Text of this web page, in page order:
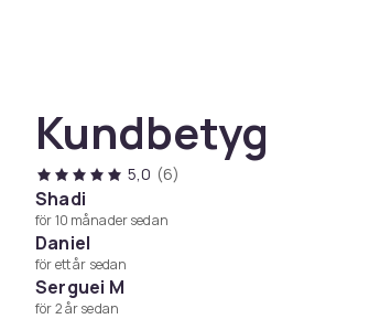
Färg: Transparent
Storlek: 144×68×1 mm
Material: Härdat glas
Kompatibel med: iPhone 13/13 Pro
Paketet inkluderar:
3 × skärmskydd
3 × rengöringsset
Kundbetyg
5,0 (6)
Shadi
för 10 månader sedan
Daniel
för ett år sedan
Serguei M
för 2 år sedan